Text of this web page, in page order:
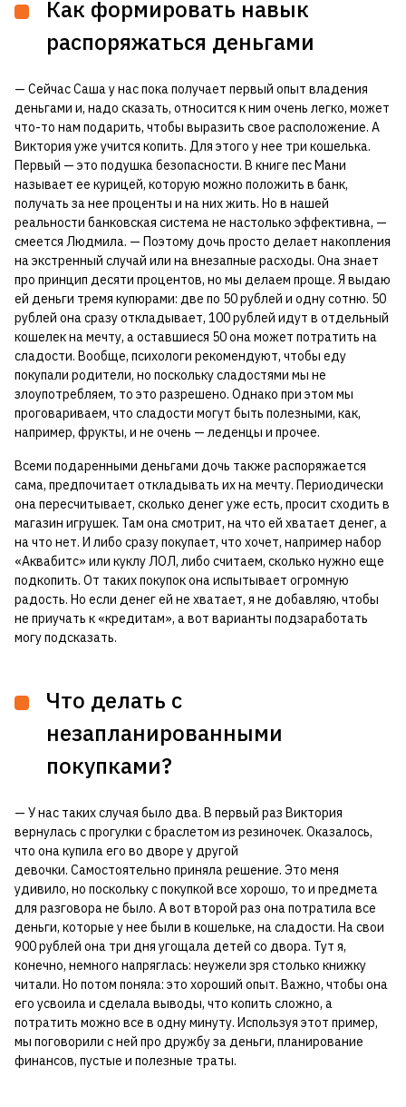
Как формировать навык
распоряжаться деньгами
— Сейчас Саша у нас пока получает первый опыт владения
деньгами и, надо сказать, относится к ним очень легко, может
что-то нам подарить, чтобы выразить свое расположение. А
Виктория уже учится копить. Для этого у нее три кошелька.
Первый — это подушка безопасности. В книге пес Мани
называет ее курицей, которую можно положить в банк,
получать за нее проценты и на них жить. Но в нашей
реальности банковская система не настолько эффективна, —
смеется Людмила. — Поэтому дочь просто делает накопления
на экстренный случай или на внезапные расходы. Она знает
про принцип десяти процентов, но мы делаем проще. Я выдаю
ей деньги тремя купюрами: две по 50 рублей и одну сотню. 50
рублей она сразу откладывает, 100 рублей идут в отдельный
кошелек на мечту, а оставшиеся 50 она может потратить на
сладости. Вообще, психологи рекомендуют, чтобы еду
покупали родители, но поскольку сладостями мы не
злоупотребляем, то это разрешено. Однако при этом мы
проговариваем, что сладости могут быть полезными, как,
например, фрукты, и не очень — леденцы и прочее.
Всеми подаренными деньгами дочь также распоряжается
сама, предпочитает откладывать их на мечту. Периодически
она пересчитывает, сколько денег уже есть, просит сходить в
магазин игрушек. Там она смотрит, на что ей хватает денег, а
на что нет. И либо сразу покупает, что хочет, например набор
«Аквабитс» или куклу ЛОЛ, либо считаем, сколько нужно еще
подкопить. От таких покупок она испытывает огромную
радость. Но если денег ей не хватает, я не добавляю, чтобы
не приучать к «кредитам», а вот варианты подзаработать
могу подсказать.
Что делать с
незапланированными
покупками?
— У нас таких случая было два. В первый раз Виктория
вернулась с прогулки с браслетом из резиночек. Оказалось,
что она купила его во дворе у другой
девочки. Самостоятельно приняла решение. Это меня
удивило, но поскольку с покупкой все хорошо, то и предмета
для разговора не было. А вот второй раз она потратила все
деньги, которые у нее были в кошельке, на сладости. На свои
900 рублей она три дня угощала детей со двора. Тут я,
конечно, немного напряглась: неужели зря столько книжку
читали. Но потом поняла: это хороший опыт. Важно, чтобы она
его усвоила и сделала выводы, что копить сложно, а
потратить можно все в одну минуту. Используя этот пример,
мы поговорили с ней про дружбу за деньги, планирование
финансов, пустые и полезные траты.